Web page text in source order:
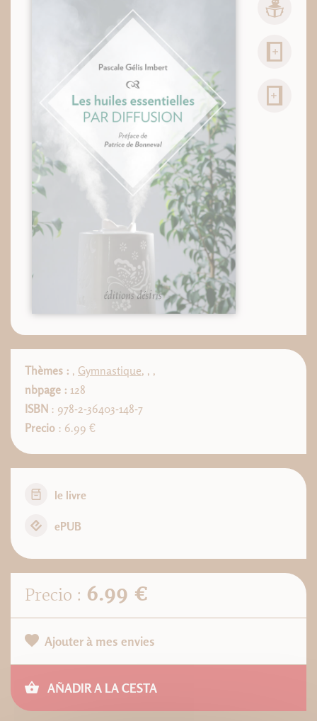
Thèmes : , Gymnastique, , ,
nbpage : 128
ISBN : 978-2-36403-148-7
Precio : 6.99 €
le livre
ePUB
Precio : 6.99 €
Ajouter à mes envies
AÑADIR A LA CESTA